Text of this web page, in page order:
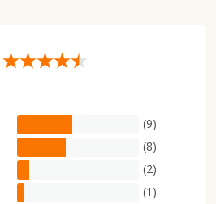
(9)
(8)
(2)
(1)